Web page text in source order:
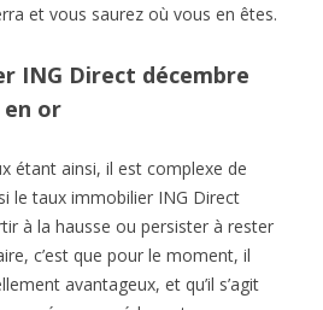
et vous saurez où vous en êtes.
ING Direct décembre
en or
étant ainsi, il est complexe de
le taux immobilier ING Direct
à la hausse ou persister à rester
c’est que pour le moment, il
avantageux, et qu’il s’agit